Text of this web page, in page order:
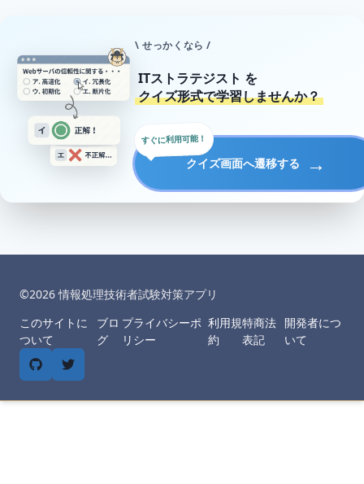
\ せっかくなら /
ITストラテジスト を
クイズ形式で学習しませんか？
クイズ画面へ遷移する →
すぐに利用可能！
©︎2026情報処理技術者試験対策アプリ
このサイトに
ついて
ブロ
グ
プライバシーポ
リシー
利用規
約
特商法
表記
開発者につ
いて